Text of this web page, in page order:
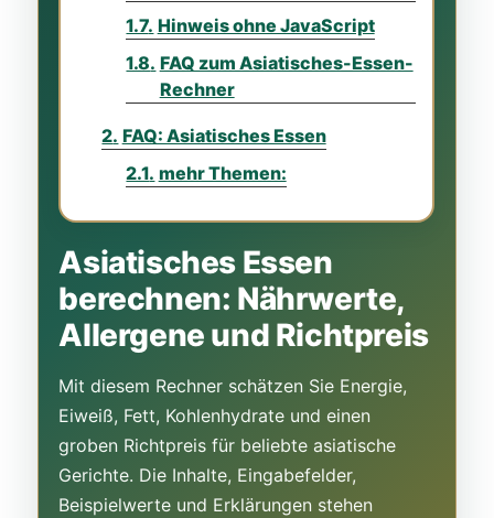
Hinweis ohne JavaScript
FAQ zum Asiatisches-Essen-
Rechner
FAQ: Asiatisches Essen
mehr Themen:
Asiatisches Essen
berechnen: Nährwerte,
Allergene und Richtpreis
Mit diesem Rechner schätzen Sie Energie,
Eiweiß, Fett, Kohlenhydrate und einen
groben Richtpreis für beliebte asiatische
Gerichte. Die Inhalte, Eingabefelder,
Beispielwerte und Erklärungen stehen